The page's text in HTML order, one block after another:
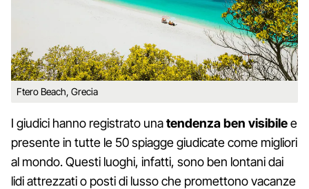
Ftero Beach, Grecia
I giudici hanno registrato unatendenza ben visibilee
presente in tutte le 50 spiagge giudicate come migliori
al mondo. Questi luoghi, infatti, sono ben lontani dai
lidi attrezzati o posti di lusso che promettono vacanze